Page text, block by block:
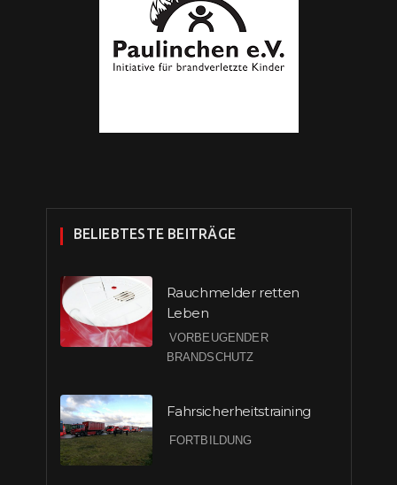
BELIEBTESTE BEITRÄGE
Rauchmelder retten
Leben
VORBEUGENDER
BRANDSCHUTZ
Fahrsicherheitstraining
FORTBILDUNG